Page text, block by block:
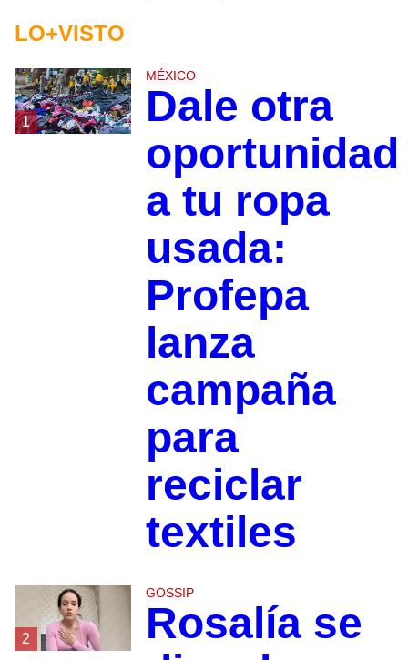
LO+VISTO
1
MÉXICO
Dale otra
oportunidad
a tu ropa
usada:
Profepa
lanza
campaña
para
reciclar
textiles
2
GOSSIP
Rosalía se